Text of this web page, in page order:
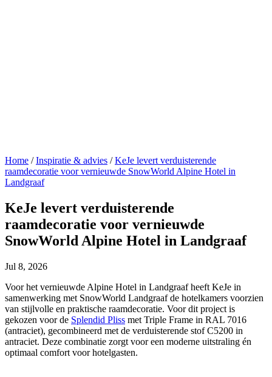
Home / Inspiratie & advies / KeJe levert verduisterende
raamdecoratie voor vernieuwde SnowWorld Alpine Hotel in
Landgraaf
KeJe levert verduisterende
raamdecoratie voor vernieuwde
SnowWorld Alpine Hotel in Landgraaf
Jul 8, 2026
Voor het vernieuwde Alpine Hotel in Landgraaf heeft KeJe in
samenwerking met SnowWorld Landgraaf de hotelkamers voorzien
van stijlvolle en praktische raamdecoratie. Voor dit project is
gekozen voor de Splendid Pliss met Triple Frame in RAL 7016
(antraciet), gecombineerd met de verduisterende stof C5200 in
antraciet. Deze combinatie zorgt voor een moderne uitstraling én
optimaal comfort voor hotelgasten.